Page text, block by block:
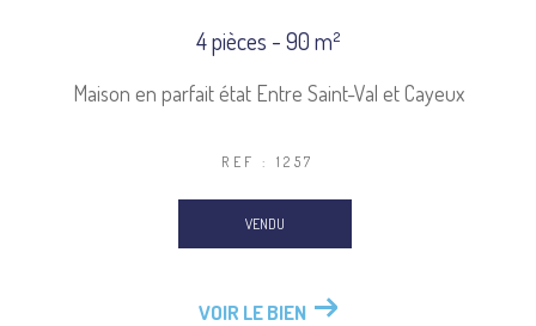
4 pièces - 90 m²
Maison en parfait état Entre Saint-Val et Cayeux
REF : 1257
VENDU
VOIR LE BIEN